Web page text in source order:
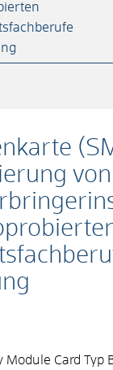
von
Module Card Typ